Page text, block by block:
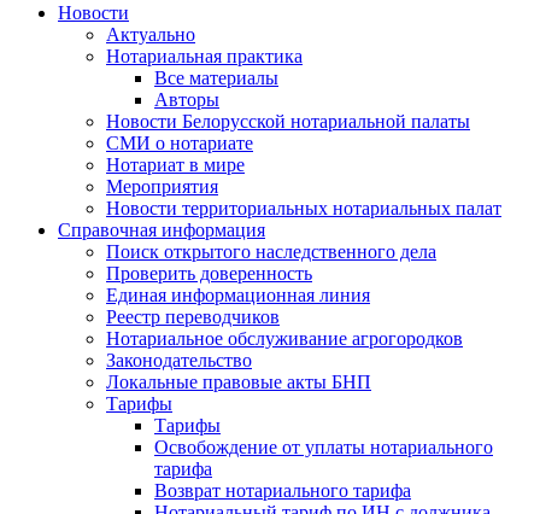
Новости
Актуально
Нотариальная практика
Все материалы
Авторы
Новости Белорусской нотариальной палаты
СМИ о нотариате
Нотариат в мире
Мероприятия
Новости территориальных нотариальных палат
Справочная информация
Поиск открытого наследственного дела
Проверить доверенность
Единая информационная линия
Реестр переводчиков
Нотариальное обслуживание агрогородков
Законодательство
Локальные правовые акты БНП
Тарифы
Тарифы
Освобождение от уплаты нотариального
тарифа
Возврат нотариального тарифа